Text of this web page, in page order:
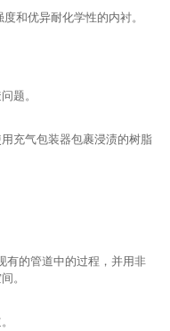
和优异耐化学性的内衬。
题。
充气包装器包裹浸渍的树脂
有的管道中的过程，并用非
。